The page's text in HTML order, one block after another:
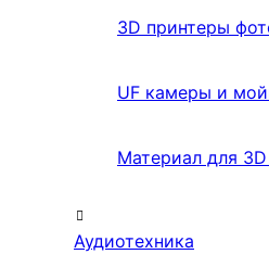
3D принтеры
UF камеры и
Материал для
Аудиотехника